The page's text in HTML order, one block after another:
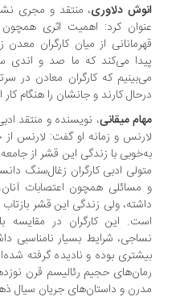
دلاوری، منتقد و مجری نشست
کرد: اهمیت اثری همچون
از میان کارگران معدن
می‌کند که ما صد و اندی سال
که کارگران معادن در
کارند و جانشان را هنگام کار از
میقانی، نویسنده و منتقد ادبی نیز
و زمانه او گفت: لارنس از
با زندگی این قشر از جامعه
ادبی کارگران زغال‌سنگ دانست.
همچون اعتصابات آنان،
ولی زندگی این قشر بازتاب
این کارگران در مقایسه با
شرایط بسیار نامناسبی
بوده‌ و نادیده گرفته شده‌اند. از
حجیم رئالیسم قرن نوزدهم
و داستان‌های جریان سیال ذهن